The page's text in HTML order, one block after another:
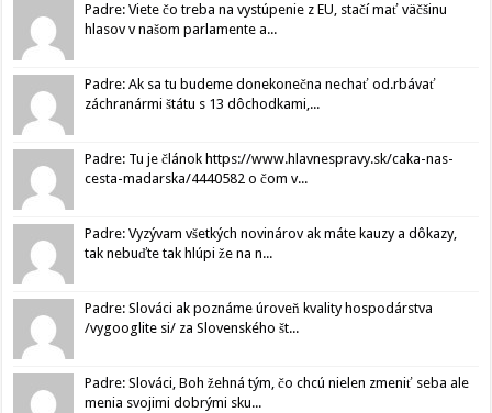
Padre: Viete čo treba na vystúpenie z EU, stačí mať väčšinu
hlasov v našom parlamente a...
Padre: Ak sa tu budeme donekonečna nechať od.rbávať
záchranármi štátu s 13 dôchodkami,...
Padre: Tu je článok https://www.hlavnespravy.sk/caka-nas-
cesta-madarska/4440582 o čom v...
Padre: Vyzývam všetkých novinárov ak máte kauzy a dôkazy,
tak nebuďte tak hlúpi že na n...
Padre: Slováci ak poznáme úroveň kvality hospodárstva
/vygooglite si/ za Slovenského št...
Padre: Slováci, Boh žehná tým, čo chcú nielen zmeniť seba ale
menia svojimi dobrými sku...